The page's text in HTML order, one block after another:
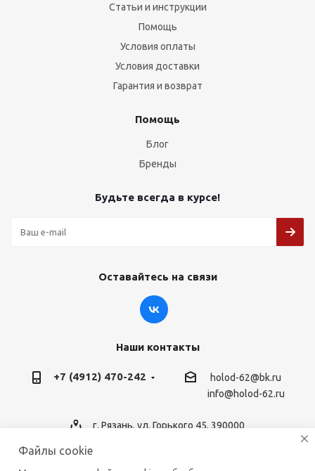
Статьи и инструкции
Помощь
Условия оплаты
Условия доставки
Гарантия и возврат
Помощь
Блог
Бренды
Будьте всегда в курсе!
Оставайтесь на связи
Наши контакты
+7 (4912) 470-242
holod-62@bk.ru
info@holod-62.ru
г. Рязань, ул. Горького 45, 390000
Файлы cookie